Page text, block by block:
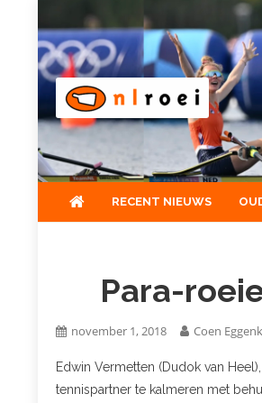
to
content
NLroei
Roeinieuws Nieuws en
RECENT NIEUWS
Para-
november 1, 2018 Coen
Edwin Vermetten (Dudok van
tennispartner te kalmeren met